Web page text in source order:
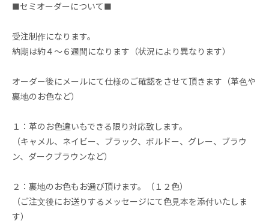
■セミオーダーについて■
受注制作になります。
納期は約４～６週間になります（状況により異なります）
オーダー後にメールにて仕様のご確認をさせて頂きます（革色や
裏地のお色など）
１：革のお色違いもできる限り対応致します。
（キャメル、ネイビー、ブラック、ボルドー、グレー、ブラウ
ン、ダークブラウンなど）
２：裏地のお色もお選び頂けます。（１２色）
（ご注文後にお送りするメッセージにて色見本を添付いたしま
す）